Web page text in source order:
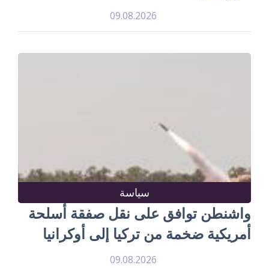
09.08.2026
سياسة
واشنطن توافق على نقل صفقة أسلحة
أمريكية ضخمة من تركيا إلى أوكرانيا
09.08.2026